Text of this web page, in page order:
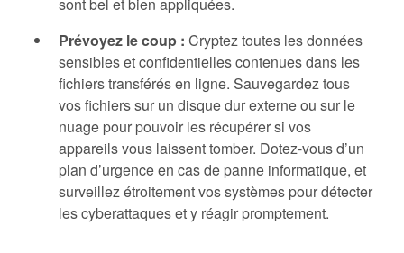
Prévoyez le coup : Cryptez toutes les données
sensibles et confidentielles contenues dans les
fichiers transférés en ligne. Sauvegardez tous
vos fichiers sur un disque dur externe ou sur le
nuage pour pouvoir les récupérer si vos
appareils vous laissent tomber. Dotez-vous d’un
plan d’urgence en cas de panne informatique, et
surveillez étroitement vos systèmes pour détecter
les cyberattaques et y réagir promptement.